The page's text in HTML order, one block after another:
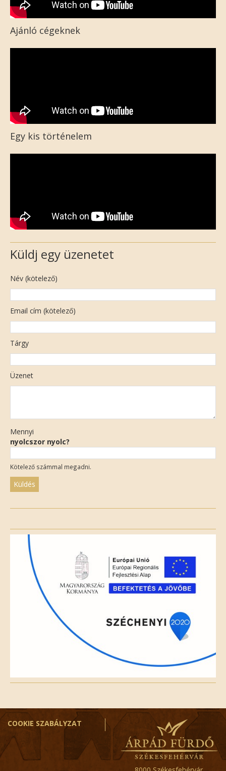
Ajánló cégeknek
Egy kis történelem
Küldj egy üzenetet
Név (kötelező)
Email cím (kötelező)
Tárgy
Üzenet
Mennyi
nyolcszor nyolc?
Kötelező számmal megadni.
field
empty.
COOKIE SZABÁLYZAT